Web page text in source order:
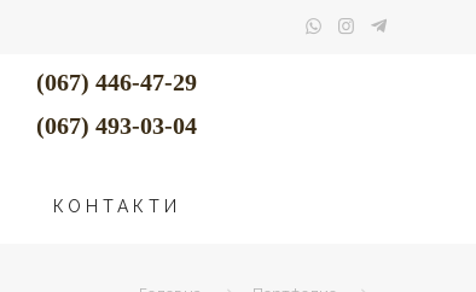
(067) 446-47-29
(067) 493-03-04
КОНТАКТИ